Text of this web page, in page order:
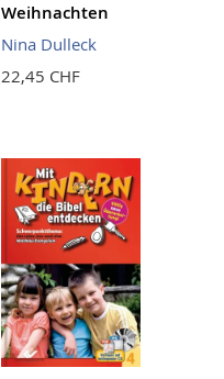
Weihnachten
Nina Dulleck
22,45 CHF